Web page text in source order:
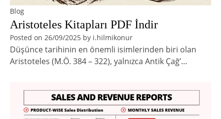
Blog
Aristoteles Kitapları PDF İndir
Posted on 26/09/2025 by i.hilmikonur
Düşünce tarihinin en önemli isimlerinden biri olan
Aristoteles (M.Ö. 384 – 322), yalnızca Antik Çağ’…